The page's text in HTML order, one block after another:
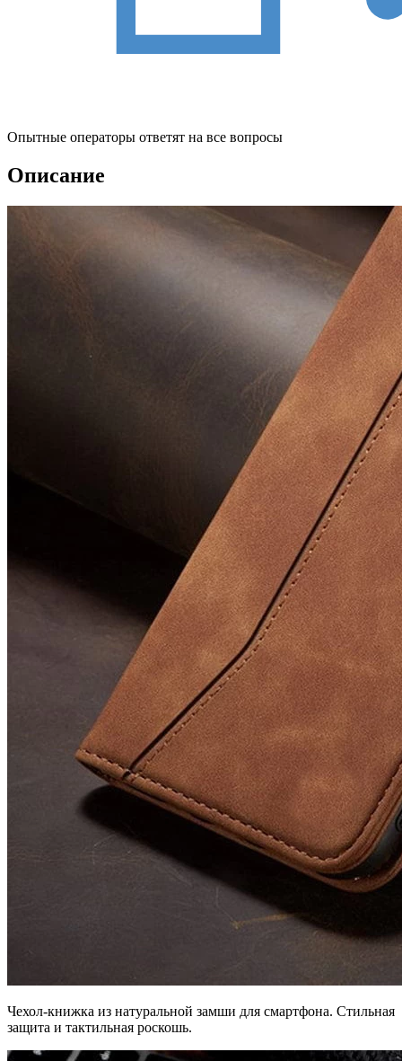
Опытные операторы ответят на все вопросы
Описание
Чехол-книжка из натуральной замши для смартфона. Стильная
защита и тактильная роскошь.